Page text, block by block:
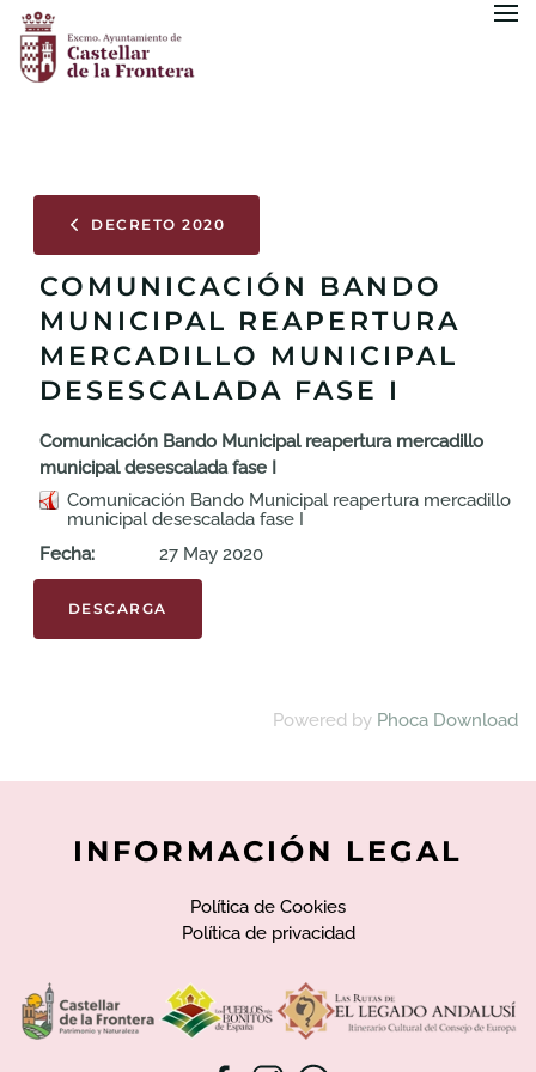
Skip to main content
DECRETO 2020
COMUNICACIÓN BANDO
MUNICIPAL REAPERTURA
MERCADILLO MUNICIPAL
DESESCALADA FASE I
Comunicación Bando Municipal reapertura mercadillo
municipal desescalada fase I
Comunicación Bando Municipal reapertura mercadillo
municipal desescalada fase I
Fecha:
27 May 2020
Powered by Phoca Download
INFORMACIÓN LEGAL
Política de Cookies
Política de privacidad